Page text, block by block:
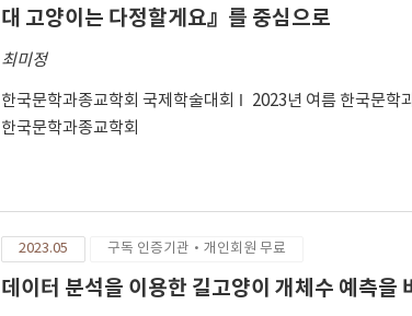
대 고양이는 다정할게요』를 중심으로
최미정
한국문학과종교학회 국제학술대회 2023년 여름 한국문학
한국문학과종교학회
2023.05 구독 인증기관·개인회원 무료
데이터 분석을 이용한 길고양이 개체수 예측을